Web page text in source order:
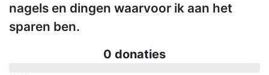
nagels en dingen waarvoor ik aan het
sparen ben.
0 donaties